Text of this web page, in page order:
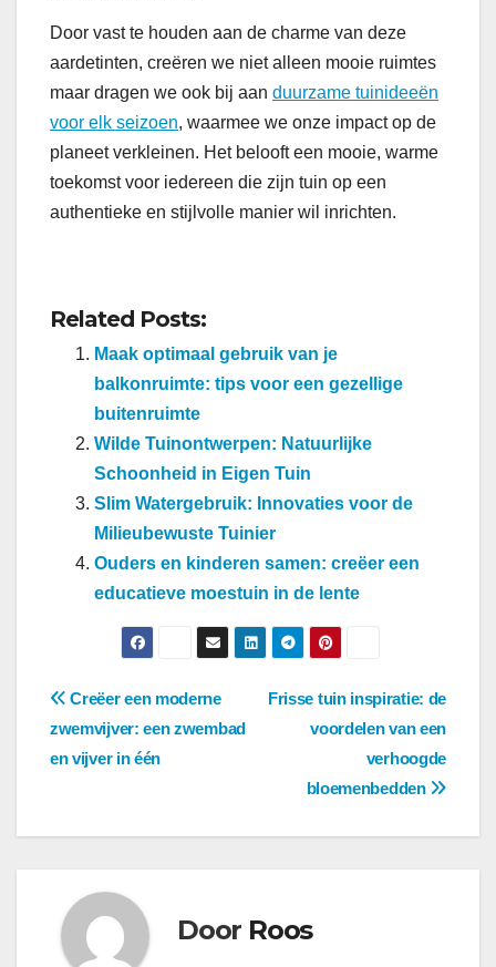
Door vast te houden aan de charme van deze
aardetinten, creëren we niet alleen mooie ruimtes
maar dragen we ook bij aan duurzame tuinideeën
voor elk seizoen, waarmee we onze impact op de
planeet verkleinen. Het belooft een mooie, warme
toekomst voor iedereen die zijn tuin op een
authentieke en stijlvolle manier wil inrichten.
Related Posts:
Maak optimaal gebruik van je
balkonruimte: tips voor een gezellige
buitenruimte
Wilde Tuinontwerpen: Natuurlijke
Schoonheid in Eigen Tuin
Slim Watergebruik: Innovaties voor de
Milieubewuste Tuinier
Ouders en kinderen samen: creëer een
educatieve moestuin in de lente
BerichtnavigatieFrisse tuin inspiratie: de
voordelen van een
verhoogde
bloemenbedden
Creëer een moderne
zwemvijver: een zwembad
en vijver in één
Door Roos